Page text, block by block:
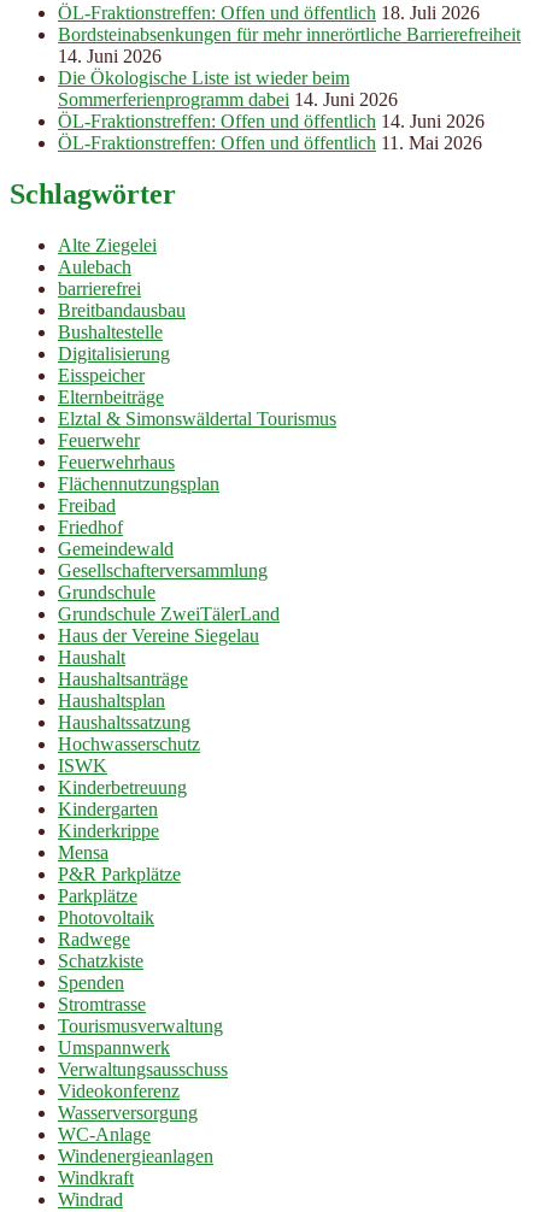
ÖL-Fraktionstreffen: Offen und öffentlich 18. Juli 2026
Bordsteinabsenkungen für mehr innerörtliche Barrierefreiheit
14. Juni 2026
Die Ökologische Liste ist wieder beim
Sommerferienprogramm dabei 14. Juni 2026
ÖL-Fraktionstreffen: Offen und öffentlich 14. Juni 2026
ÖL-Fraktionstreffen: Offen und öffentlich 11. Mai 2026
Schlagwörter
Alte Ziegelei
Aulebach
barrierefrei
Breitbandausbau
Bushaltestelle
Digitalisierung
Eisspeicher
Elternbeiträge
Elztal & Simonswäldertal Tourismus
Feuerwehr
Feuerwehrhaus
Flächennutzungsplan
Freibad
Friedhof
Gemeindewald
Gesellschafterversammlung
Grundschule
Grundschule ZweiTälerLand
Haus der Vereine Siegelau
Haushalt
Haushaltsanträge
Haushaltsplan
Haushaltssatzung
Hochwasserschutz
ISWK
Kinderbetreuung
Kindergarten
Kinderkrippe
Mensa
P&R Parkplätze
Parkplätze
Photovoltaik
Radwege
Schatzkiste
Spenden
Stromtrasse
Tourismusverwaltung
Umspannwerk
Verwaltungsausschuss
Videokonferenz
Wasserversorgung
WC-Anlage
Windenergieanlagen
Windkraft
Windrad